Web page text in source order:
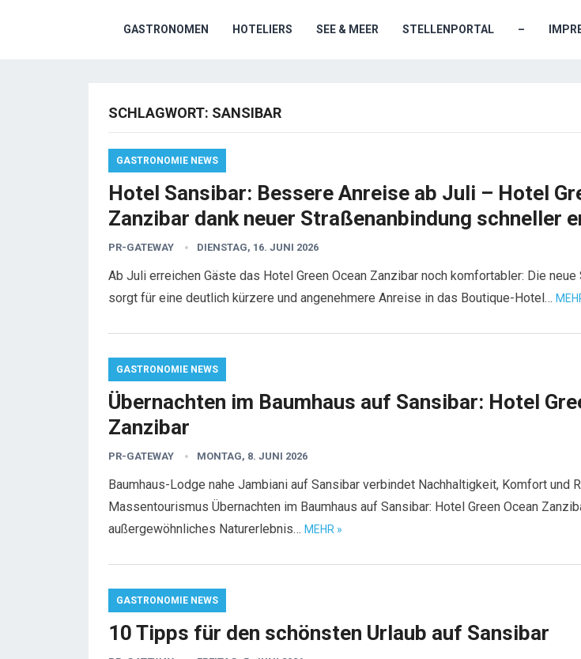
GASTRONOMEN HOTELIERS SEE & MEER STELLENPORTAL –
SCHLAGWORT: SANSIBAR
GASTRONOMIE NEWS
Hotel Sansibar: Bessere Anreise ab Juli – Hotel
Zanzibar dank neuer Straßenanbindung schneller
PR-GATEWAY DIENSTAG, 16. JUNI 2026
Ab Juli erreichen Gäste das Hotel Green Ocean Zanzibar noch komfortabler: Die neue
sorgt für eine deutlich kürzere und angenehmere Anreise in das Boutique-Hotel…
GASTRONOMIE NEWS
Übernachten im Baumhaus auf Sansibar: Hotel
Zanzibar
PR-GATEWAY MONTAG, 8. JUNI 2026
Baumhaus-Lodge nahe Jambiani auf Sansibar verbindet Nachhaltigkeit, Komfort und
Massentourismus Übernachten im Baumhaus auf Sansibar: Hotel Green Ocean
außergewöhnliches Naturerlebnis… MEHR »
GASTRONOMIE NEWS
10 Tipps für den schönsten Urlaub auf Sansibar